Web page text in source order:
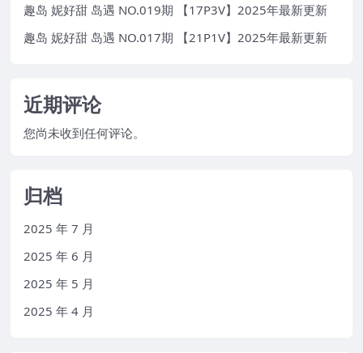
趣岛 妮好甜 岛遇 NO.019期 【17P3V】2025年最新更新
趣岛 妮好甜 岛遇 NO.017期 【21P1V】2025年最新更新
近期评论
您尚未收到任何评论。
归档
2025 年 7 月
2025 年 6 月
2025 年 5 月
2025 年 4 月